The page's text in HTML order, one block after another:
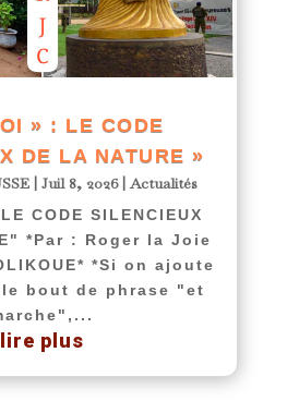
» : LE CODE
DE LA NATURE »
| Juil 8, 2026|Actualités
CODE SILENCIEUX
*Par : Roger la Joie
*Si on ajoute
bout de phrase "et
lire plus